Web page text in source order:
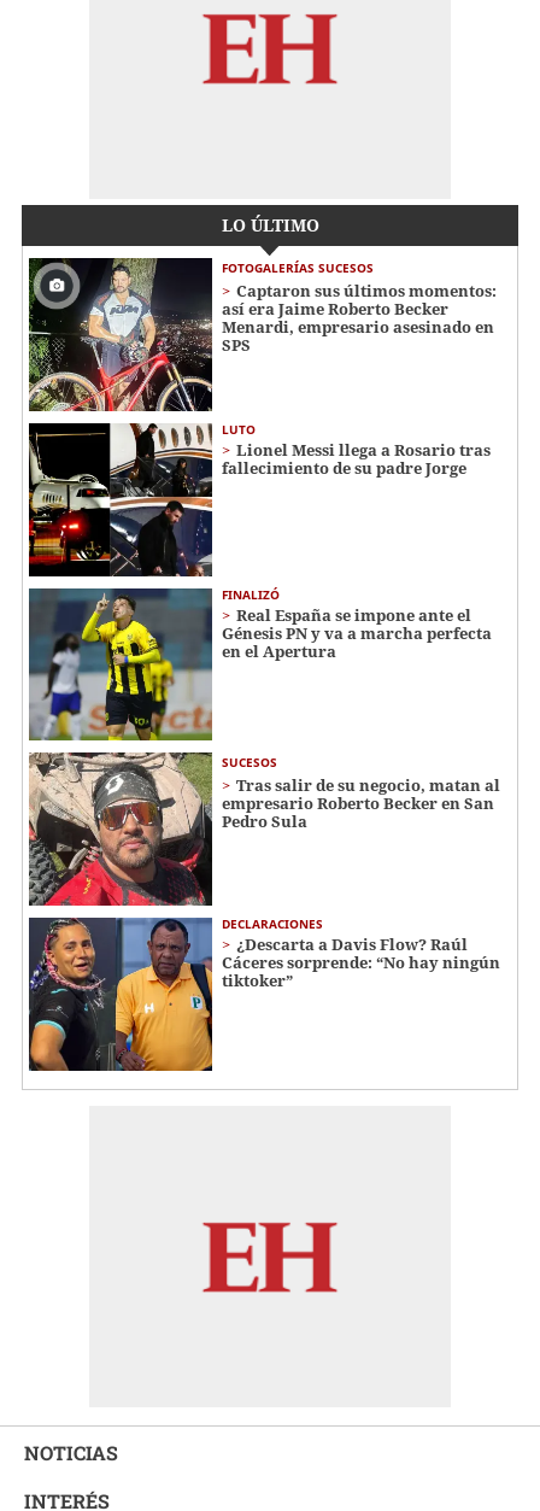
LO ÚLTIMO
FOTOGALERÍAS SUCESOS
Captaron sus últimos momentos:
así era Jaime Roberto Becker
Menardi​​​, empresario asesinado en
SPS
LUTO
Lionel Messi llega a Rosario tras
fallecimiento de su padre Jorge
FINALIZÓ
Real España se impone ante el
Génesis PN y va a marcha perfecta
en el Apertura
SUCESOS
Tras salir de su negocio, matan al
empresario Roberto Becker en San
Pedro Sula
DECLARACIONES
¿Descarta a Davis Flow? Raúl
Cáceres sorprende: “No hay ningún
tiktoker”
NOTICIAS
INTERÉS